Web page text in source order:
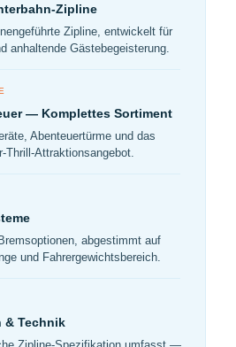
Zipline
Zipline, entwickelt für
anhaltende Gästebegeisterung.
— Komplettes Sortiment
Abenteuertürme und das
Thrill-Attraktionsangebot.
abgestimmt auf
und Fahrergewichtsbereich.
& Technik